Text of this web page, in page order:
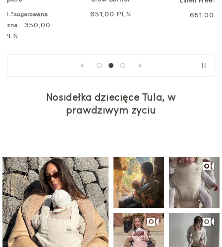
*sugerowana
Cena
350,00
PLN
Cena
651,00 PLN
Linen Free-
Cena
651,00
Nosidełka dziecięce Tula, w
prawdziwym życiu